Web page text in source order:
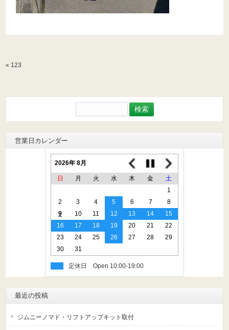
« 123
索:
営業日カレンダー
2026年 8月
日 月 火 水 木 金
土
1
2
3 4 5 6 7
8
9
10 11 12 13 14
15
16
17 18 19 20 21
22
23
24 25 26 27 28
29
30
31
定休日
最近の投稿
ジムニーノマド・リフトアップキット取付